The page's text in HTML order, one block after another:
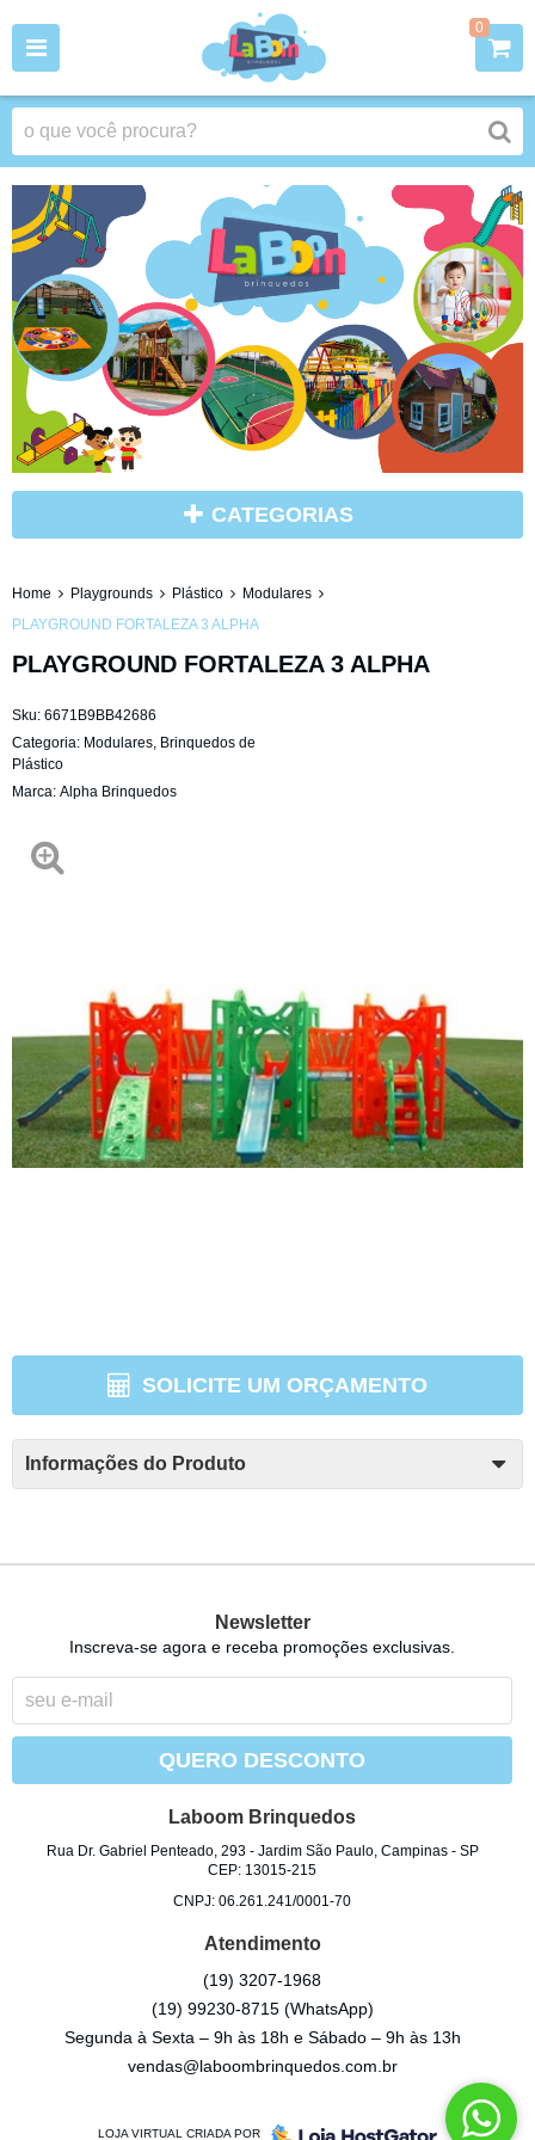
0
CATEGORIAS
Home Playgrounds Plástico
Modulares
PLAYGROUND FORTALEZA 3 ALPHA
PLAYGROUND FORTALEZA 3 ALPHA
Sku: 6671B9BB42686
Categoria: Modulares, Brinquedos de
Plástico
Marca: Alpha Brinquedos
SOLICITE UM ORÇAMENTO
Informações do Produto
Newsletter
Inscreva-se agora e receba promoções exclusivas.
QUERO DESCONTO
Laboom Brinquedos
Rua Dr. Gabriel Penteado, 293- Jardim São Paulo, Campinas- SP
CEP: 13015-215
CNPJ: 06.261.241/0001-70
Atendimento
(19) 3207-1968
(19) 99230-8715 (WhatsApp)
Segunda à Sexta – 9h às 18h e Sábado – 9h às 13h
vendas@laboombrinquedos.com.br
LOJA VIRTUAL CRIADA POR